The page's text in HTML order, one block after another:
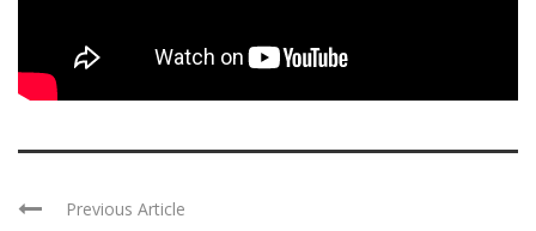
Previous Article